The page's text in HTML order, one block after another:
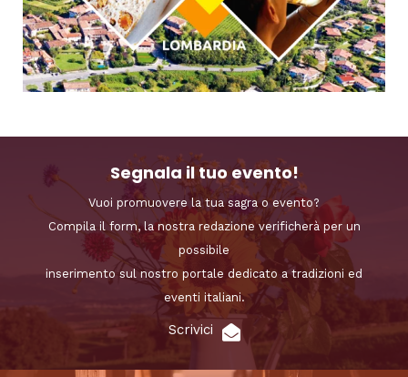
Segnala il tuo evento!
Vuoi promuovere la tua sagra o evento?
Compila il form, la nostra redazione verificherà per un
possibile
inserimento sul nostro portale dedicato a tradizioni ed
eventi italiani.
Scrivici